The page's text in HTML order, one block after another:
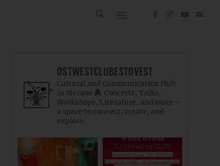
OSTWESTCLUBESTOVEST
Cultural and Communication Hub
in Merano
Concerts, Talks,
Workshops, Literature, and more –
a space to connect, create, and
explore.